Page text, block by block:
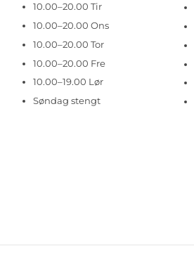
10.00–20.00 Tir
10.00–20.00 Ons
10.00–20.00 Tor
10.00–20.00 Fre
10.00–19.00 Lør
Søndag stengt